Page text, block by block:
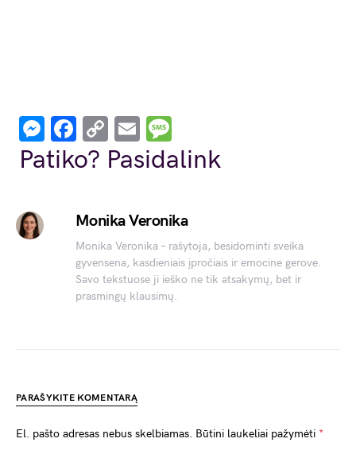
Messenger
Facebook
Copy
Link
Email
Patiko? Pasidalink
Monika Veronika
Monika Veronika – rašytoja, besidominti sveika
gyvensena, kasdieniais įpročiais ir emocine gerove.
Savo tekstuose ji ieško ne tik atsakymų, bet ir
prasmingų klausimų.
PARAŠYKITE KOMENTARĄ
El. pašto adresas nebus skelbiamas. Būtini laukeliai pažymėti *